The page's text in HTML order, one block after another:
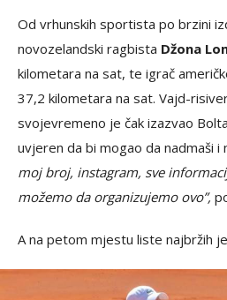
Od vrhunskih sportista po brzini
novozelandski ragbista Džona
kilometara na sat, te igrač
37,2 kilometara na sat. Vajd-
svojevremeno je čak izazvao
uvjeren da bi mogao da nadmaši i
moj broj, instagram, sve
možemo da organizujemo ovo”,
A na petom mjestu liste najbržih je